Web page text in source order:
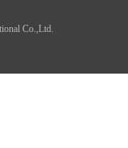
Co.,Ltd.